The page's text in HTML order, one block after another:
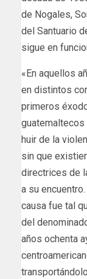
de Nogales,
del Santuario
sigue en
«En aquellos
en distintos
primeros
guatemaltecos
huir de la
sin que
directrices de
a su
causa fue tal
del
años ochenta